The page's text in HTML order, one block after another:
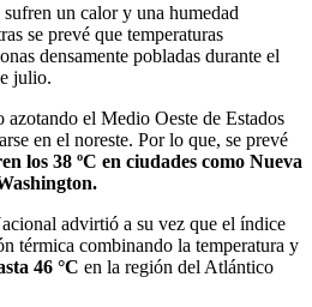
un calor y una humedad
se prevé que temperaturas
densamente pobladas durante el
julio.
azotando el Medio Oeste de Estados
en el noreste. Por lo que, se prevé
los 38 ºC en ciudades como Nueva
advirtió a su vez que el índice
térmica combinando la temperatura y
46 °C en la región del Atlántico